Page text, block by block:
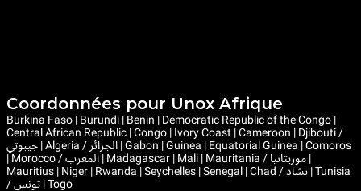
Coordonnées pour Unox Afrique
Burkina Faso | Burundi | Benin | Democratic Republic of the Congo |
Central African Republic | Congo | Ivory Coast | Cameroon | Djibouti /
جيبوتي | Algeria / الجزائر | Gabon | Guinea | Equatorial Guinea | Comoros
| Morocco / المغرب | Madagascar | Mali | Mauritania / موريتانيا |
Mauritius | Niger | Rwanda | Seychelles | Senegal | Chad / تشاد | Tunisia
/ تونس | Togo